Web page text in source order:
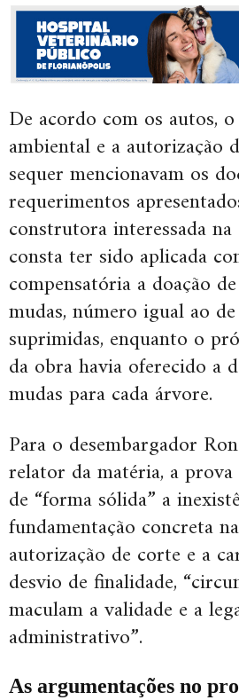
De acordo com os autos,
ambiental e a autorização
sequer mencionavam os
requerimentos
construtora interessada
consta ter sido aplicada
compensatória a doação
mudas, número igual ao
suprimidas, enquanto o
da obra havia oferecido a
mudas para cada árvore.
Para o desembargador
relator da matéria, a
de “forma sólida” a
fundamentação concreta
autorização de corte e a
desvio de finalidade,
maculam a validade e a
administrativo”.
As argumentações no